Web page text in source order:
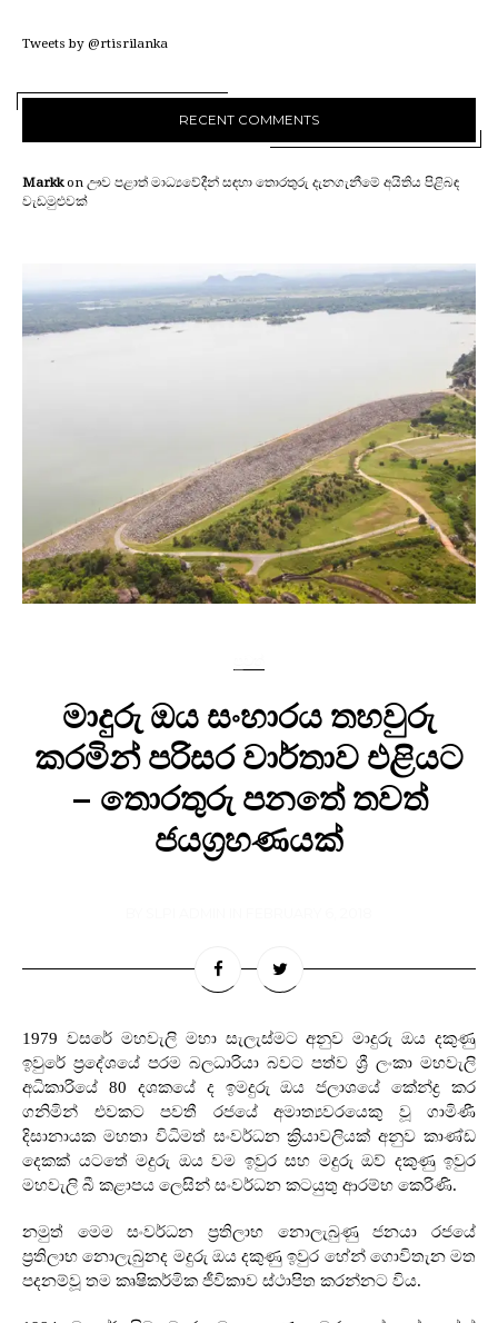
Tweets by @rtisrilanka
RECENT COMMENTS
Markkon ඌව පළාත් මාධ්‍යවේදීන් සඳහා තොරතුරු දැනගැනීමේ අයිතිය පිළිබඳ
වැඩමුළුවක්
මාදුරු ඔය සංහාරය තහවුරු
කරමින් පරිසර වාර්තාව එළියට
– තොරතුරු පනතේ තවත්
ජයග්‍රහණයක්
1979 වසරේ මහවැලි මහා සැලැස්මට අනුවමාදුරු ඔය දකුණු
ඉවුරේ ප්‍රදේශයේ පරම බලධාරියා බවට පත්ව ශ්‍රී ලංකා මහවැලි
අධිකාරියේ 80 දශකයේ ද ඉමදුරු ඔය ජලාශයේ කේන්ද්‍ර කර
ගනිමින් එවකට පවතී රජයේ අමාත්‍යවරයෙකු වූ ගාමිණී
දිසානායක මහතා විධිමත් සංවර්ධන ක්‍රියාවලියක් අනුව කාණ්ඩ
දෙකක් යටතේ මදුරු ඔය වම ඉවුර සහ මදුරු ඔව් දකුණු ඉවුර
මහවැලි බී කළාපය ලෙසින් සංවර්ධන කටයුතු ආරම්භ කෙරිණි.
නමුත් මෙම සංවර්ධන ප්‍රතිලාභ නොලැබුණු ජනයා රජයේ
ප්‍රතිලාභ නොලැබුනද මදුරු ඔය දකුණු ඉවුර හේන් ගොවිතැන මත
පදනම්වූ තම කෘෂිකර්මික ජීවිකාව ස්ථාපිත කරන්නට විය.